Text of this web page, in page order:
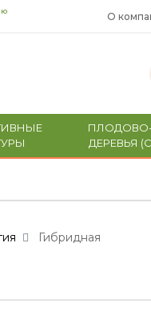
О
ДЕРЕВЬЯ
Гибридная